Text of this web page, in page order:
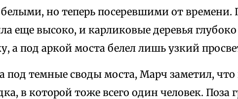
но теперь посеревшими от времени.
еще высоко, и карликовые деревья глубоко
а под аркой моста белел лишь узкий
под темные своды моста, Марч заметил, что
в которой тоже всего один человек. Поза